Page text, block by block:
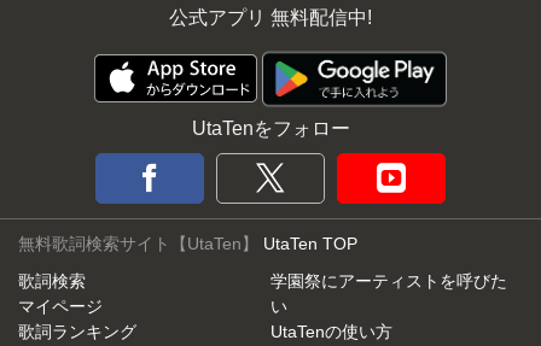
公式アプリ 無料配信中!
UtaTenをフォロー
無料歌詞検索サイト【UtaTen】 UtaTen TOP
歌詞検索
マイページ
歌詞ランキング
学園祭にアーティストを呼びた
い
UtaTenの使い方